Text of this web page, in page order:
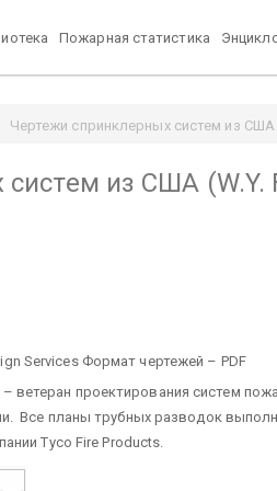
Пожарная статистика
Чертежи спринклерных систем из США
из США (W.Y.
Services Формат чертежей – PDF
ветеран проектирования систем
Все планы трубных разводок
Tyco Fire Products.